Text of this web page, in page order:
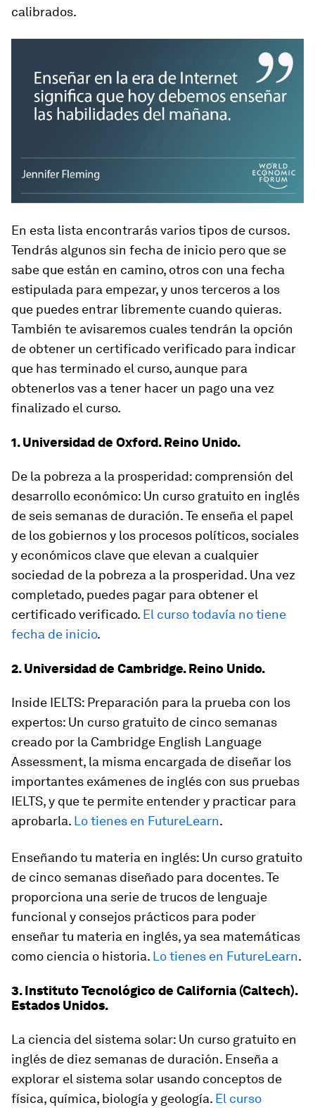
calibrados.
En esta lista encontrarás varios tipos de cursos.
Tendrás algunos sin fecha de inicio pero que se
sabe que están en camino, otros con una fecha
estipulada para empezar, y unos terceros a los
que puedes entrar libremente cuando quieras.
También te avisaremos cuales tendrán la opción
de obtener un certificado verificado para indicar
que has terminado el curso, aunque para
obtenerlos vas a tener hacer un pago una vez
finalizado el curso.
1. Universidad de Oxford. Reino Unido.
De la pobreza a la prosperidad: comprensión del
desarrollo económico: Un curso gratuito en inglés
de seis semanas de duración. Te enseña el papel
de los gobiernos y los procesos políticos, sociales
y económicos clave que elevan a cualquier
sociedad de la pobreza a la prosperidad. Una vez
completado, puedes pagar para obtener el
certificado verificado. El curso todavía no tiene
fecha de inicio.
2. Universidad de Cambridge. Reino Unido.
Inside IELTS: Preparación para la prueba con los
expertos: Un curso gratuito de cinco semanas
creado por la Cambridge English Language
Assessment, la misma encargada de diseñar los
importantes exámenes de inglés con sus pruebas
IELTS, y que te permite entender y practicar para
aprobarla. Lo tienes en FutureLearn.
Enseñando tu materia en inglés: Un curso gratuito
de cinco semanas diseñado para docentes. Te
proporciona una serie de trucos de lenguaje
funcional y consejos prácticos para poder
enseñar tu materia en inglés, ya sea matemáticas
como ciencia o historia. Lo tienes en FutureLearn.
3. Instituto Tecnológico de California (Caltech).
Estados Unidos.
La ciencia del sistema solar: Un curso gratuito en
inglés de diez semanas de duración. Enseña a
explorar el sistema solar usando conceptos de
física, química, biología y geología. El curso